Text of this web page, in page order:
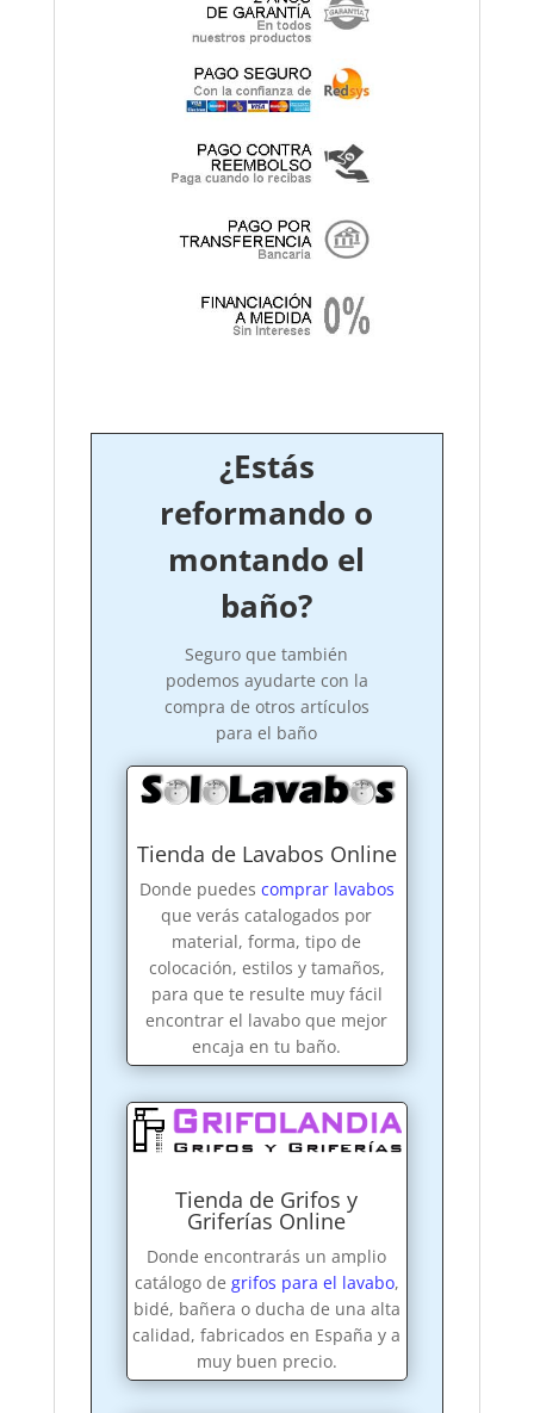
¿Estás
reformando o
montando el
baño?
Seguro que también
podemos ayudarte con la
compra de otros artículos
para el baño
Tienda de Lavabos Online
Donde puedes comprar lavabos
que verás catalogados por
material, forma, tipo de
colocación, estilos y tamaños,
para que te resulte muy fácil
encontrar el lavabo que mejor
encaja en tu baño.
Tienda de Grifos y
Griferías Online
Donde encontrarás un amplio
catálogo de grifos para el lavabo,
bidé, bañera o ducha de una alta
calidad, fabricados en España y a
muy buen precio.